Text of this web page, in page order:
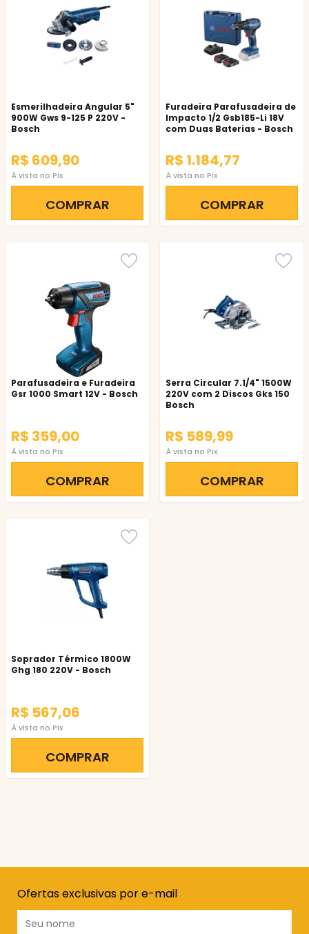
Esmerilhadeira Angular 5"
900W Gws 9-125 P 220V -
Bosch
R$ 609,90
À vista no Pix
COMPRAR
Furadeira Parafusadeira de
Impacto 1/2 Gsb185-Li 18V
com Duas Baterias - Bosch
R$ 1.184,77
À vista no Pix
COMPRAR
Parafusadeira e Furadeira
Gsr 1000 Smart 12V - Bosch
R$ 359,00
À vista no Pix
COMPRAR
Serra Circular 7.1/4" 1500W
220V com 2 Discos Gks 150
Bosch
R$ 589,99
À vista no Pix
COMPRAR
Soprador Térmico 1800W
Ghg 180 220V - Bosch
R$ 567,06
À vista no Pix
COMPRAR
Ofertas exclusivas por e-mail